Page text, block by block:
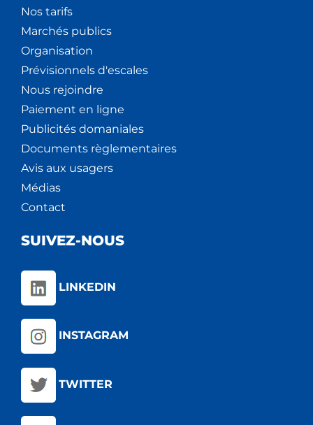
Nos tarifs
Marchés publics
Organisation
Prévisionnels d'escales
Nous rejoindre
Paiement en ligne
Publicités domaniales
Documents règlementaires
Avis aux usagers
Médias
Contact
SUIVEZ-NOUS
LINKEDIN
INSTAGRAM
TWITTER